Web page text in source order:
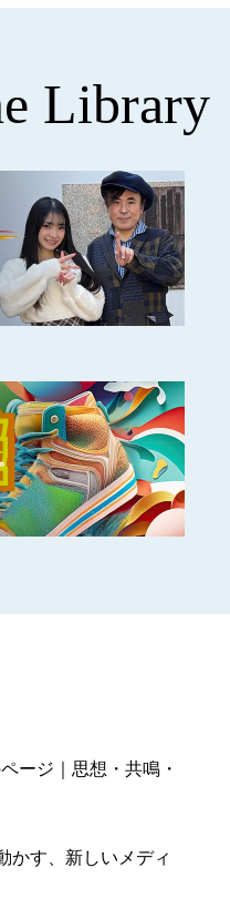
Library
ージ｜思想・共鳴・
かす、新しいメディ